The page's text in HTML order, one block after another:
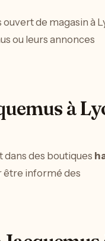
ouvert de magasin à
ou leurs annonces
à
dans des boutiques
être informé des